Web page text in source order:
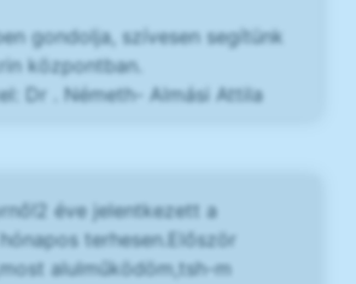
gondolja, szívesen segítünk
központban.
Dr . Németh- Almási Attila
éve jelentkezett a
terhesen.Először
alulműködöm,tsh-m